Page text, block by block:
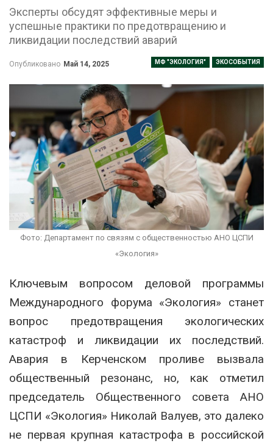
Эксперты обсудят эффективные меры и
успешные практики по предотвращению и
ликвидации последствий аварий
МФ "ЭКОЛОГИЯ" ЭКОСОБЫТИЯ
Опубликовано Май 14, 2025
Фото: Департамент по связям с общественностью АНО ЦСПИ
«Экология»
Ключевым вопросом деловой программы
Международного форума «Экология» станет
вопрос предотвращения экологических
катастроф и ликвидации их последствий.
Авария в Керченском проливе вызвала
общественный резонанс, но, как отметил
председатель Общественного совета АНО
ЦСПИ «Экология» Николай Валуев, это далеко
не первая крупная катастрофа в российской